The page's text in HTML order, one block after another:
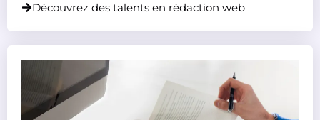
Découvrez des talents en rédaction web